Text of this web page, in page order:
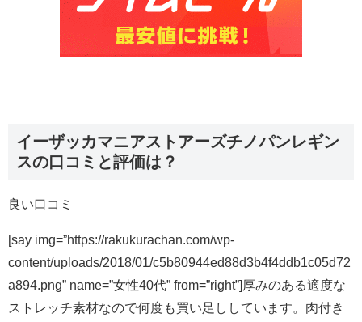
イーザッカマニアストアーズチノパンレギン
スの口コミと評価は？
良い口コミ
[say img=”https://rakukurachan.com/wp-
content/uploads/2018/01/c5b80944ed88d3b4f4ddb1c05d72
a894.png” name=”女性40代” from=”right”]厚みのある適度な
ストレッチ素材なので何度も買い足ししています。肉付き